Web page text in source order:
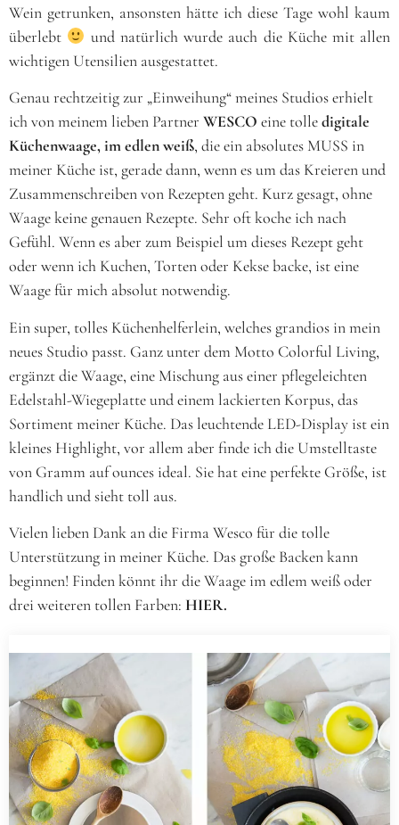
Wein getrunken, ansonsten hätte ich diese Tage wohl kaum
überlebt
und natürlich wurde auch die Küche mit allen
wichtigen Utensilien ausgestattet.
Genau rechtzeitig zur „Einweihung“ meines Studios erhielt
ich von meinem lieben Partner WESCO eine tolledigitale
Küchenwaage, im edlen weiß, die ein absolutes MUSS in
meiner Küche ist, gerade dann, wenn es um das Kreieren und
Zusammenschreiben von Rezepten geht. Kurz gesagt, ohne
Waage keine genauen Rezepte. Sehr oft koche ich nach
Gefühl. Wenn es aber zum Beispiel um dieses Rezept geht
oder wenn ich Kuchen, Torten oder Kekse backe, ist eine
Waage für mich absolut notwendig.
Ein super, tolles Küchenhelferlein, welches grandios in mein
neues Studio passt. Ganz unter dem Motto Colorful Living,
ergänzt die Waage, eine Mischung aus einer pflegeleichten
Edelstahl-Wiegeplatte und einem lackierten Korpus, das
Sortiment meiner Küche. Das leuchtende LED-Display ist ein
kleines Highlight, vor allem aber finde ich die Umstelltaste
von Gramm auf ounces ideal. Sie hat eine perfekte Größe, ist
handlich und sieht toll aus.
Vielen lieben Dank an die Firma Wesco für die tolle
Unterstützung in meiner Küche. Das große Backen kann
beginnen! Finden könnt ihr die Waage im edlem weiß oder
drei weiteren tollen Farben: HIER.